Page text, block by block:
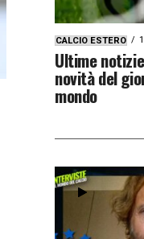
CALCIO ESTERO
Ultime
novità del
mondo